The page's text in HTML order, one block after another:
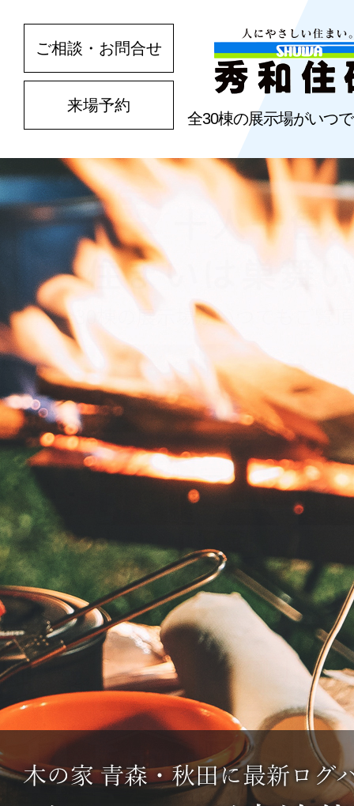
全30棟の展示場がいつ
ご相談・お問合せ
来場予約